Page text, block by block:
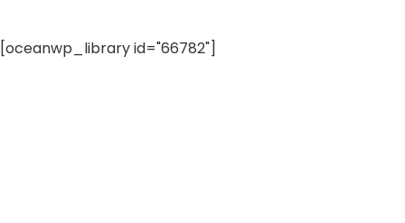
[oceanwp_library id="66782"]